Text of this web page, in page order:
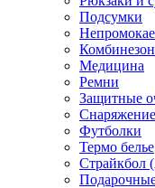
Подсумки
Медицина
Ремни
Защитные
Футболки
Термо белье
Страйкбол